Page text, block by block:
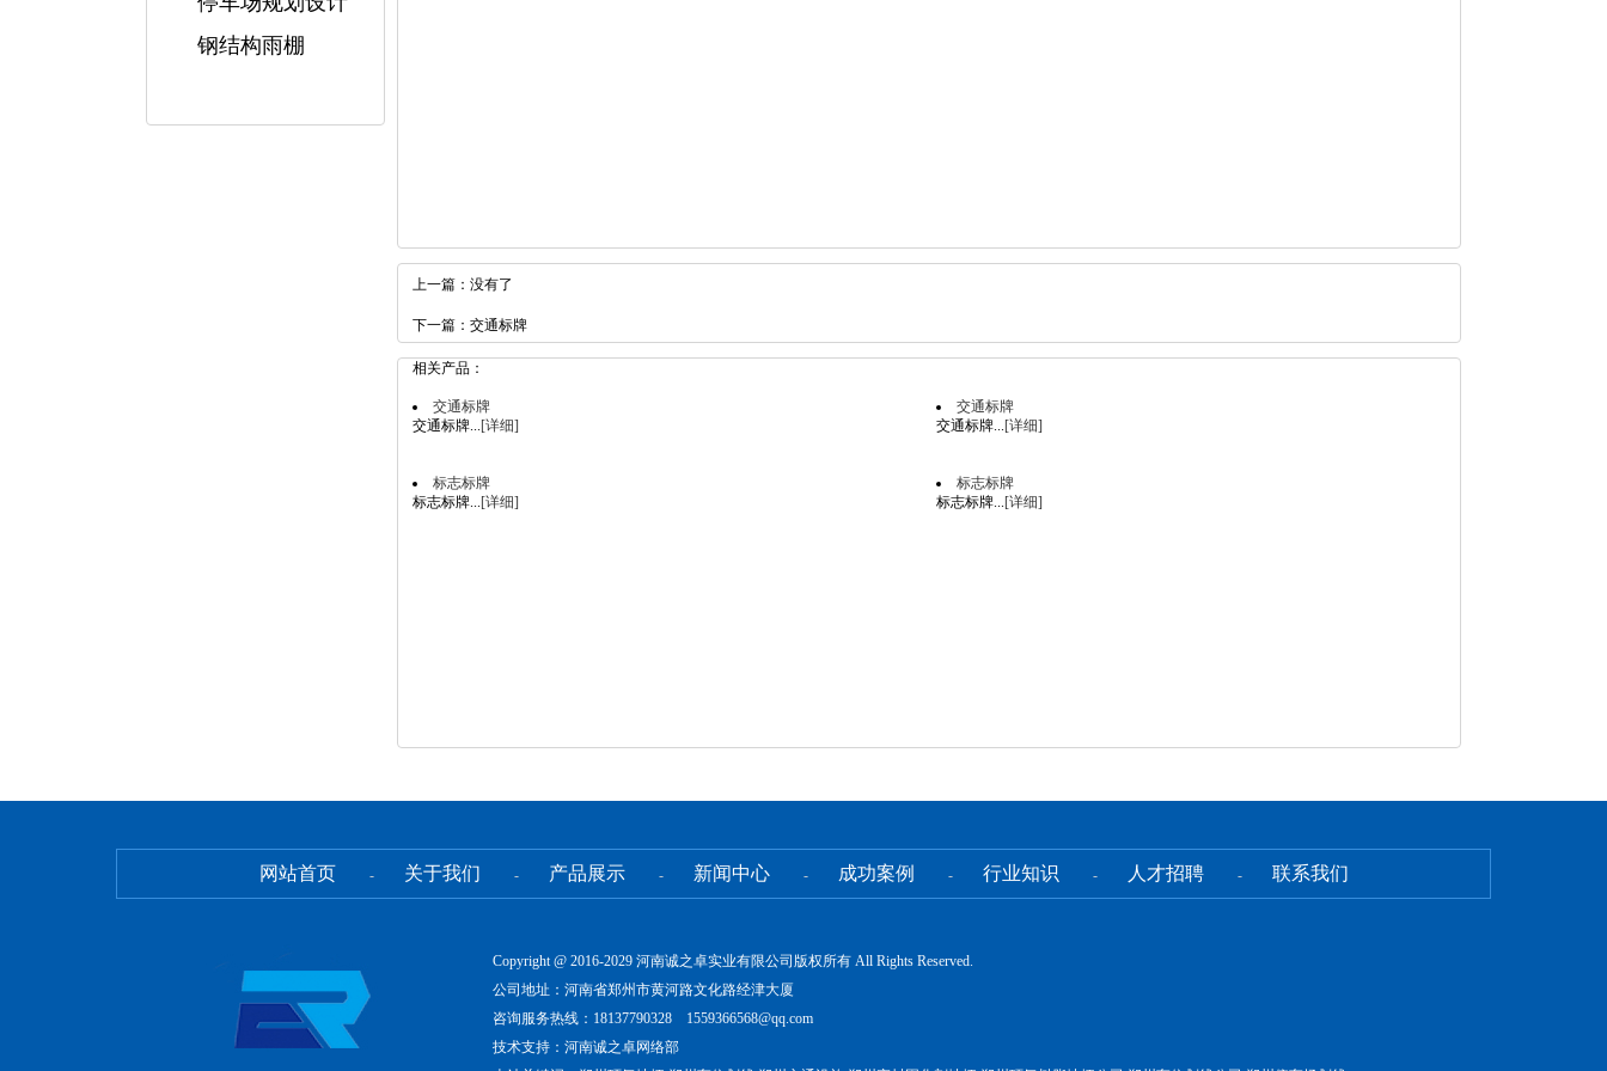
钢结构雨棚
上一篇：没有了
下一篇： 交通标牌
相关产品：
交通标牌
交通标牌...[详细]
交通标牌
交通标牌...[详细]
标志标牌
标志标牌...[详细]
标志标牌
标志标牌...[详细]
网站首页 - 关于我们 - 产品展示 - 新闻中心 - 成功案例 - 行业知识 - 人才招聘 - 联系我们
Copyright @ 2016-2029 河南诚之卓实业有限公司版权所有 All Rights Reserved.
公司地址：河南省郑州市黄河路文化路经津大厦
咨询服务热线：18137790328 1559366568@qq.com
技术支持：河南诚之卓网络部